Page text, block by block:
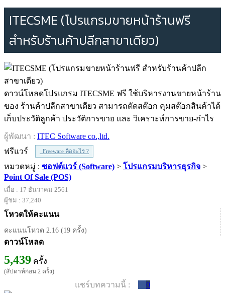
ITECSME (โปรแกรมขายหน้าร้านฟรี
สำหรับร้านค้าปลีกสาขาเดียว)
ดาวน์โหลดโปรแกรม ITECSME ฟรี ใช้บริหารงานขายหน้าร้าน
ของ ร้านค้าปลีกสาขาเดียว สามารถตัดสต๊อก คุมสต๊อกสินค้าได้
เก็บประวัติลูกค้า ประวัติการขาย และ วิเคราะห์การขาย-กำไร
ผู้พัฒนา : ITEC Software co.,ltd.
ฟรีแวร์
Freeware คืออะไร ?
หมวดหมู่ : ซอฟต์แวร์ (Software) > โปรแกรมบริหารธุรกิจ >
Point Of Sale (POS)
เมื่อ : 17 ธันวาคม 2561
ผู้ชม : 37,240
โหวตให้คะแนน
คะแนนโหวต 2.16 (19 ครั้ง)
ดาวน์โหลด
5,439 ครั้ง
(สัปดาห์ก่อน 2 ครั้ง)
แชร์บทความนี้ : 0